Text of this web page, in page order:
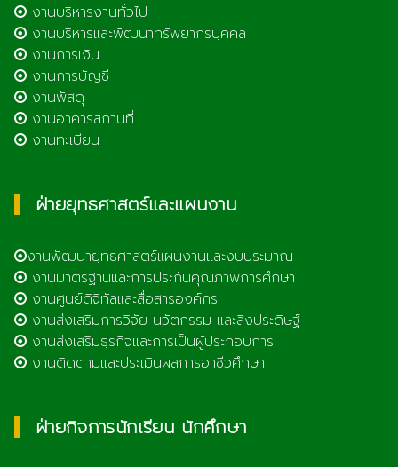
งานบริหารงานทั่วไป
งานบริหารและพัฒนาทรัพยากรบุคคล
งานการเงิน
งานการบัญชี
งานพัสดุ
งานอาคารสถานที่
งานทะเบียน
ฝ่ายยุทธศาสตร์และแผนงาน
งานพัฒนายุทธศาสตร์แผนงานและงบประมาณ
งานมาตรฐานและการประกันคุณภาพการศึกษา
งานศูนย์ดิจิทัลและสื่อสารองค์กร
งานส่งเสริมการวิจัย นวัตกรรม และสิ่งประดิษฐ์
งานส่งเสริมธุรกิจและการเป็นผู้ประกอบการ
งานติดตามและประเมินผลการอาชีวศึกษา
ฝ่ายกิจการนักเรียน นักศึกษา